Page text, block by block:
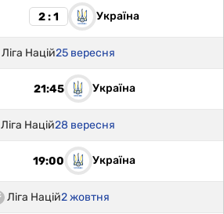
2 : 1 Україна
Ліга Націй25 вересня
21:45 Україна
Ліга Націй28 вересня
19:00 Україна
Ліга Націй2 жовтня